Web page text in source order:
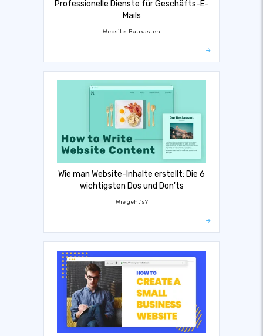
Professionelle Dienste für Geschäfts-E-
Mails
Website-Baukasten
Wie man Website-Inhalte erstellt: Die 6
wichtigsten Dos und Don'ts
Wie geht's?